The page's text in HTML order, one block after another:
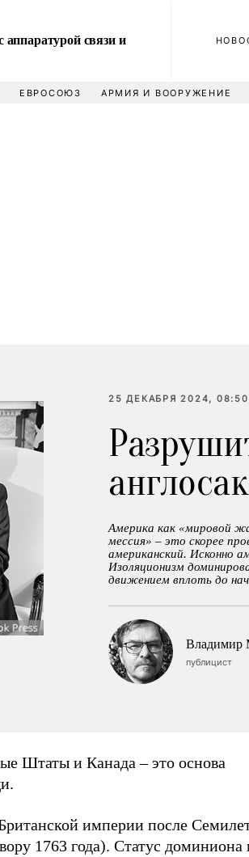
связи и
ЕВРОСОЮЗ АРМИЯ И ВООРУЖЕНИЕ
25 ДЕКАБРЯ 2024, 08:50
Америка как «мировой
мессия» – это скорее
американский. Исконно
Изоляционизм
движением вплоть до
Владимир
публицист
Штаты и Канада – это основа
империи после
1763 года). Статус доминиона